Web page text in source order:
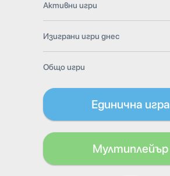
Активни игри
Изиграни игри днес
Общо игри
Единична игра
Мултиплейър